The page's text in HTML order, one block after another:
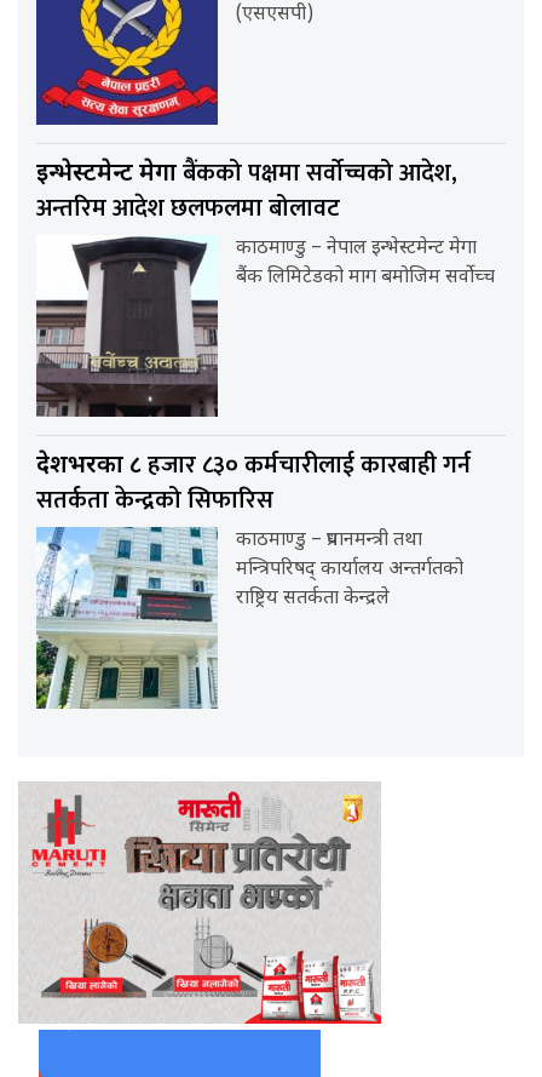
(एसएसपी)
इन्भेस्टमेन्ट मेगाबैंकको पक्षमा सर्वाेच्चको आदेश,
अन्तरिम आदेश छलफलमा बोलावट
काठमाण्डु – नेपाल इन्भेस्टमेन्ट मेगा
बैंक लिमिटेडको माग बमोजिम सर्वोच्च
देशभरका ८हजार ८३० कर्मचारीलाई कारबाही गर्न
सतर्कता केन्द्रको सिफारिस
काठमाण्डु – प्रधानमन्त्री तथा
मन्त्रिपरिषद् कार्यालय अन्तर्गतको
राष्ट्रिय सतर्कता केन्द्रले